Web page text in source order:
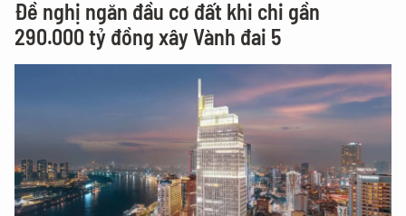
Đề nghị ngăn đầu cơ đất khi chi gần
290.000 tỷ đồng xây Vành đai 5